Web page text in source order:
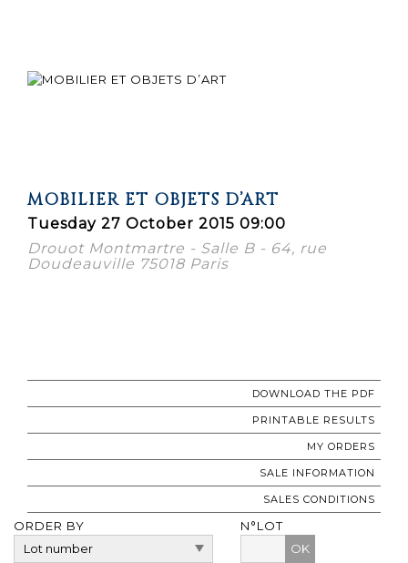
MOBILIER ET OBJETS D’ART
Tuesday 27 October 2015 09:00
Drouot Montmartre - Salle B - 64, rue
Doudeauville 75018 Paris
DOWNLOAD THE PDF
PRINTABLE RESULTS
MY ORDERS
SALE INFORMATION
SALES CONDITIONS
ORDER BY
N°LOT
OK